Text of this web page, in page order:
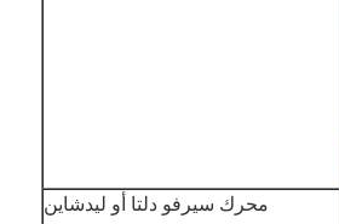
محرك سيرفو دلتا أو ليدشاين